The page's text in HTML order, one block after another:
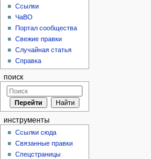
Ссылки
ЧаВО
Портал сообщества
Свежие правки
Случайная статья
Справка
поиск
инструменты
Ссылки сюда
Связанные правки
Спецстраницы